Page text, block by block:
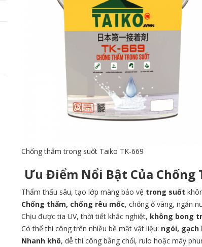
Chống thấm trong suốt Taiko TK-669
Ưu Điểm Nổi Bật Của Chống
Thẩm thấu sâu, tạo lớp màng bảo vệ trong suốt
Chống thấm, chống rêu mốc, chống ố vàng, ngăn
Chịu được tia UV, thời tiết khắc nghiệt, không bong
Có thể thi công trên nhiều bề mặt vật liệu: ngói,
Nhanh khô, dễ thi công bằng chổi, rulo hoặc máy